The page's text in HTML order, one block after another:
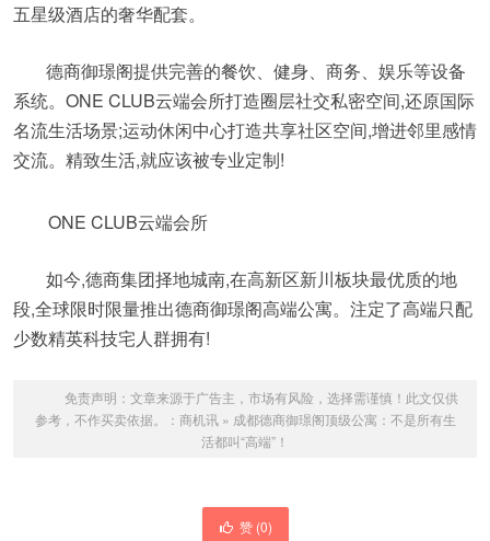
五星级酒店的奢华配套。
德商御璟阁提供完善的餐饮、健身、商务、娱乐等设备
系统。ONE CLUB云端会所打造圈层社交私密空间,还原国际
名流生活场景;运动休闲中心打造共享社区空间,增进邻里感情
交流。精致生活,就应该被专业定制!
ONE CLUB云端会所
如今,德商集团择地城南,在高新区新川板块最优质的地
段,全球限时限量推出德商御璟阁高端公寓。注定了高端只配
少数精英科技宅人群拥有!
免责声明：文章来源于广告主，市场有风险，选择需谨慎！此文仅供
参考，不作买卖依据。： 商机讯» 成都德商御璟阁顶级公寓：不是所有生
活都叫“高端”！
赞 (0)